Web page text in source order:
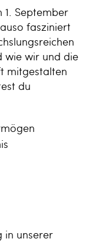
September
fasziniert
wie wir und die
mitgestalten
du
in unserer